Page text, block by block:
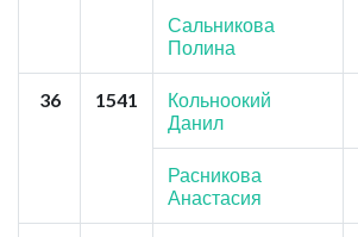
Сальникова
Полина
36 1541
Кольноокий
Данил
Расникова
Анастасия